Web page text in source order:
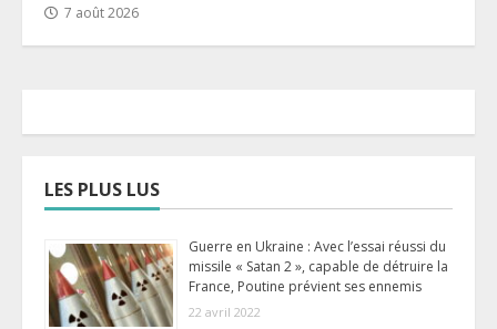
7 août 2026
LES PLUS LUS
Guerre en Ukraine : Avec l’essai réussi du
missile « Satan 2 », capable de détruire la
France, Poutine prévient ses ennemis
22 avril 2022